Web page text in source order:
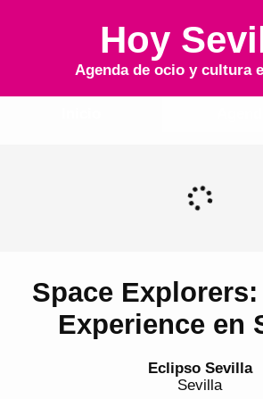
Hoy
Agenda de ocio y cultura
Space Explorers:
Experience en
Eclipso Sevilla
Sevilla